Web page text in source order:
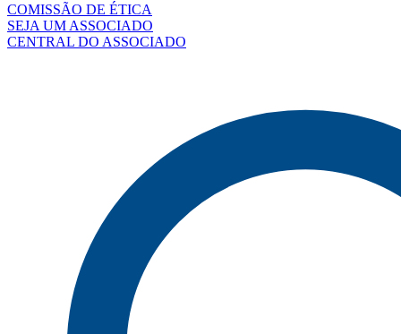
COMISSÃO DE ÉTICA
SEJA UM ASSOCIADO
CENTRAL DO ASSOCIADO